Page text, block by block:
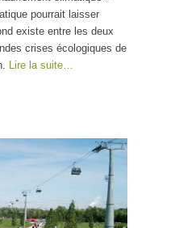
pourrait laisser
existe entre les deux
crises écologiques de
Lire la suite…